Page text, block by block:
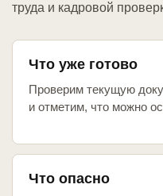
труда и кадровой
Что уже готово
Проверим текущую
и отметим, что можно
Что опасно